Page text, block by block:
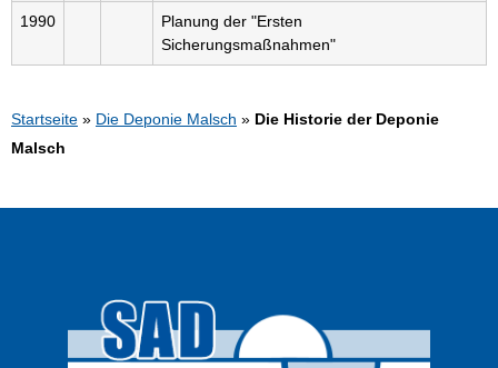
1990
Planung der "Ersten
Sicherungsmaßnahmen"
Startseite » Die Deponie Malsch » Die Historie der Deponie
Malsch